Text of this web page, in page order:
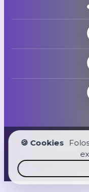
Spa Therapy
🍪 Cookies